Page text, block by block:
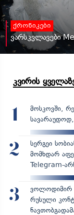
ქრონიკები
ვარსკვლავები
კვირის
1
მოსკოვში,
2
სერგეი
მომხდარ
Telegram-
3
ვოლოდიმირ
რუსული